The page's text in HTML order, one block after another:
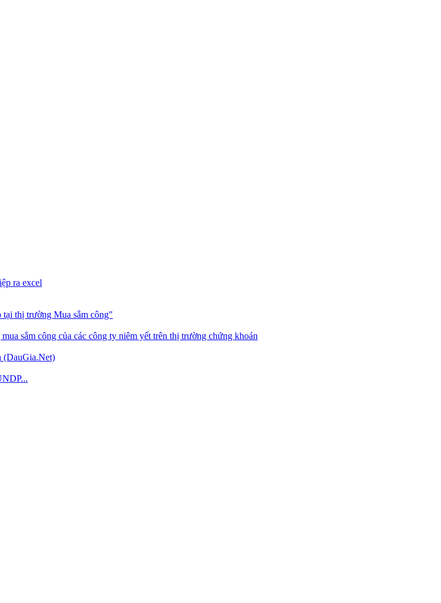
ra excel
thị trường Mua sắm công"
sắm công của các công ty niêm yết trên thị trường chứng khoán
(DauGia.Net)